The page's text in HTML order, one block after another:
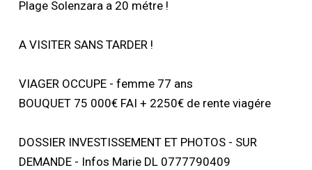
Plage Solenzara a 20 métre !
A VISITER SANS TARDER !
VIAGER OCCUPE - femme 77 ans
BOUQUET 75 000€ FAI + 2250€ de rente viagére
DOSSIER INVESTISSEMENT ET PHOTOS - SUR
DEMANDE - Infos Marie DL 0777790409